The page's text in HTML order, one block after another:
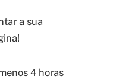
a sua
4 horas